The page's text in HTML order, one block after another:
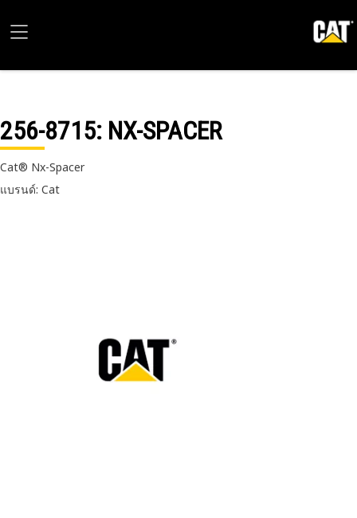
256-8715: NX-SPACER
Cat® Nx-Spacer
แบรนด์: Cat